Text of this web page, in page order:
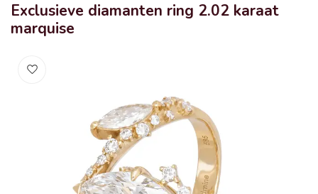
Exclusieve diamanten ring 2.02 karaat
marquise